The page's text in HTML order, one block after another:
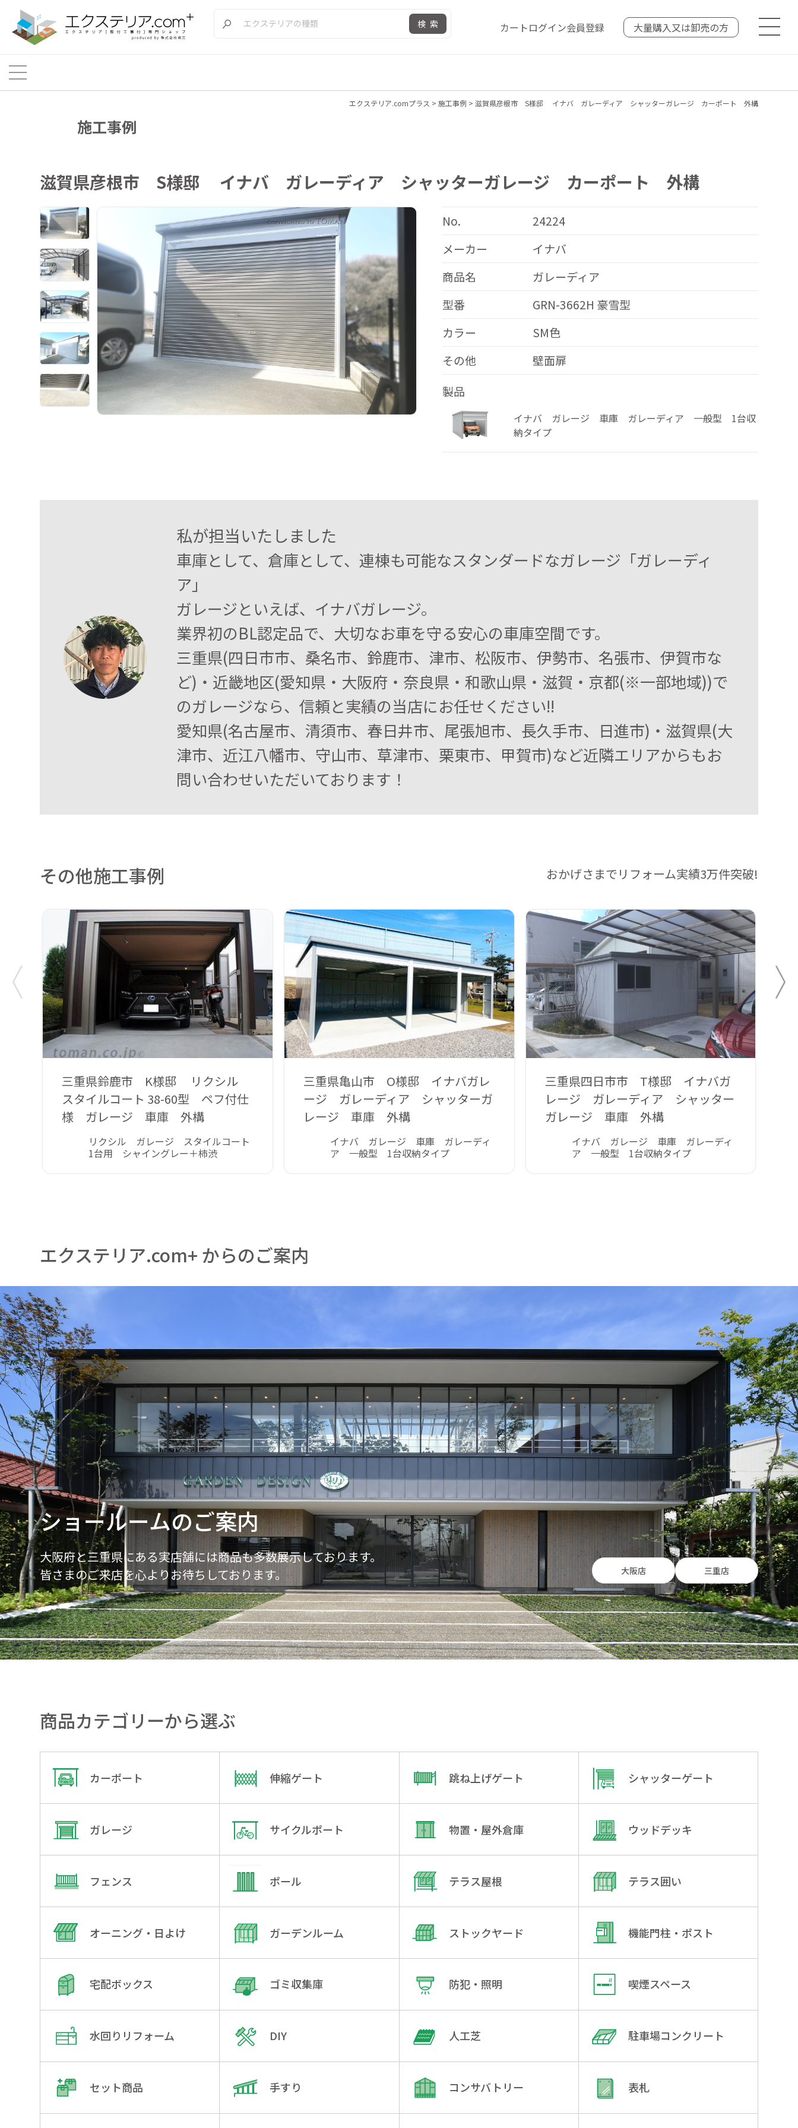
検索 カートログイン会員登録 大量購入又は卸売の方
エクステリア.comプラス > 施工事例 > 滋賀県彦根市 S様邸 イナバ ガレーディア シャッターガレージ カーポート 外構
施工事例
滋賀県彦根市 S様邸 イナバ ガレーディア シャッターガレージ カーポート 外構
No.
24224
メーカー
イナバ
商品名
ガレーディア
型番
GRN-3662H 豪雪型
カラー
SM色
その他
壁面扉
製品
イナバ ガレージ 車庫 ガレーディア 一般型 1台収
納タイプ
私が担当いたしました
車庫として、倉庫として、連棟も可能なスタンダードなガレージ「ガレーディ
ア」
ガレージといえば、イナバガレージ。
業界初のBL認定品で、大切なお車を守る安心の車庫空間です。
三重県(四日市市、桑名市、鈴鹿市、津市、松阪市、伊勢市、名張市、伊賀市な
ど)・近畿地区(愛知県・大阪府・奈良県・和歌山県・滋賀・京都(※一部地域))で
のガレージなら、信頼と実績の当店にお任せください!!
愛知県(名古屋市、清須市、春日井市、尾張旭市、長久手市、日進市)・滋賀県(大
津市、近江八幡市、守山市、草津市、栗東市、甲賀市)など近隣エリアからもお
問い合わせいただいております！
その他施工事例 おかげさまでリフォーム実績3万件突破!
三重県鈴鹿市 K様邸 リクシル
スタイルコート 38-60型 ペフ付仕
様 ガレージ 車庫 外構
リクシル ガレージ スタイルコート
1台用 シャイングレー＋柿渋
三重県亀山市 O様邸 イナバガレ
ージ ガレーディア シャッターガ
レージ 車庫 外構
イナバ ガレージ 車庫 ガレーディ
ア 一般型 1台収納タイプ
三重県四日市市 T様邸 イナバガ
レージ ガレーディア シャッター
ガレージ 車庫 外構
イナバ ガレージ 車庫 ガレーディ
ア 一般型 1台収納タイプ
エクステリア.com+ からのご案内
ショールームのご案内
大阪府と三重県にある実店舗には商品も多数展示しております。
皆さまのご来店を心よりお待ちしております。
大阪店 三重店
商品カテゴリーから選ぶ
カーポート 伸縮ゲート 跳ね上げゲート シャッターゲート
ガレージ サイクルポート 物置・屋外倉庫 ウッドデッキ
フェンス ポール テラス屋根 テラス囲い
オーニング・日よけ ガーデンルーム ストックヤード 機能門柱・ポスト
宅配ボックス ゴミ収集庫 防犯・照明 喫煙スペース
水回りリフォーム DIY 人工芝 駐車場コンクリート
セット商品 手すり コンサバトリー 表札